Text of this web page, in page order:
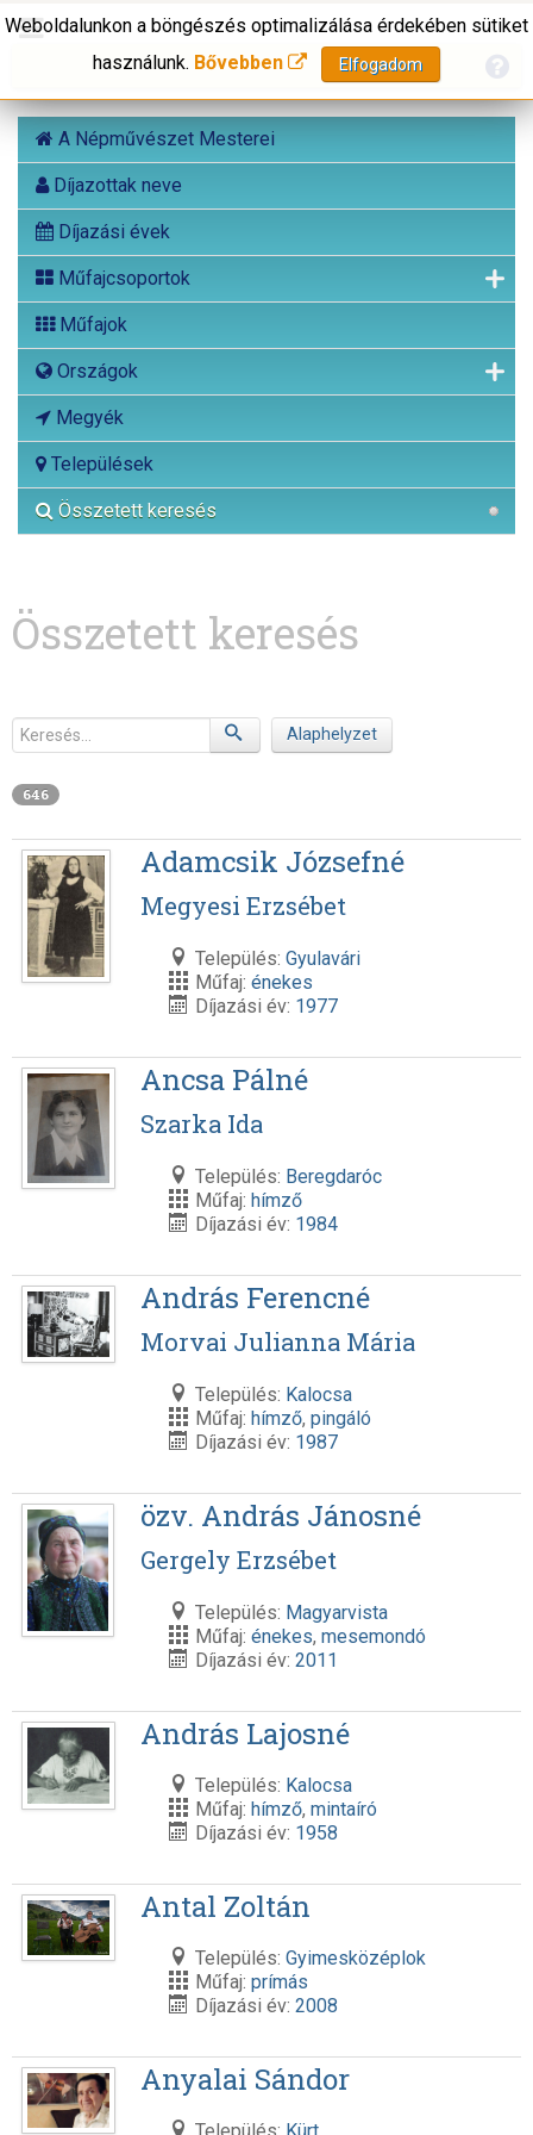
A Népművészet Mesterei
Díjazottak neve
Díjazási évek
Műfajcsoportok
Műfajok
Országok
Megyék
Települések
Összetett keresés
Weboldalunkon a böngészés optimalizálása érdekében sütiket
használunk. Bővebben Elfogadom
Összetett keresés
Keresés Alaphelyzet
646
Adamcsik Józsefné
Megyesi Erzsébet
Település: Gyulavári
Műfaj: énekes
Díjazási év: 1977
Ancsa Pálné
Szarka Ida
Település: Beregdaróc
Műfaj: hímző
Díjazási év: 1984
András Ferencné
Morvai Julianna Mária
Település: Kalocsa
Műfaj: hímző, pingáló
Díjazási év: 1987
özv. András Jánosné
Gergely Erzsébet
Település: Magyarvista
Műfaj: énekes, mesemondó
Díjazási év: 2011
András Lajosné
Település: Kalocsa
Műfaj: hímző, mintaíró
Díjazási év: 1958
Antal Zoltán
Település: Gyimesközéplok
Műfaj: prímás
Díjazási év: 2008
Anyalai Sándor